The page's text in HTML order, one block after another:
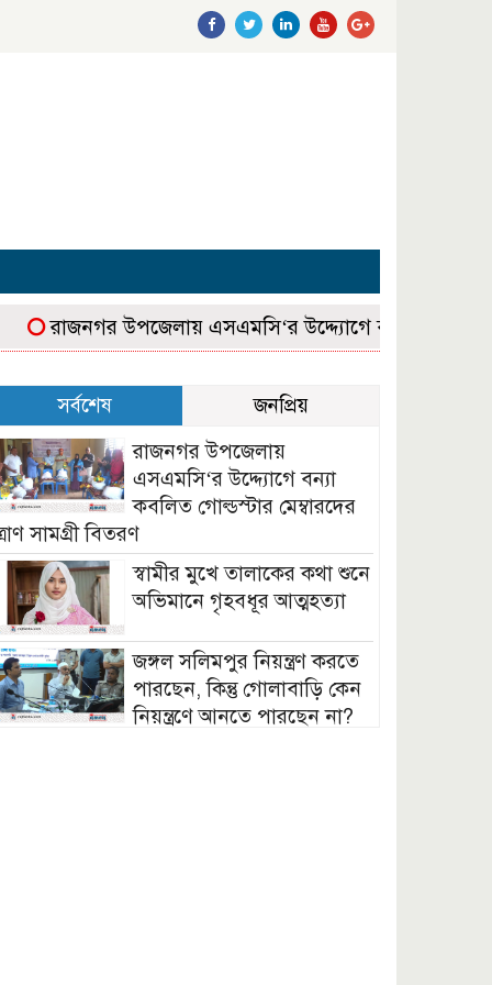
রাজনগর উপজেলায় এসএমসি‘র উদ্দ্যোগে বন্যা কবলিত
সর্বশেষ
জনপ্রিয়
রাজনগর উপজেলায়
এসএমসি‘র উদ্দ্যোগে বন্যা
কবলিত গোল্ডস্টার মেম্বারদের
সামগ্রী বিতরণ
স্বামীর মুখে তালাকের কথা শুনে
অভিমানে গৃহবধূর আত্মহত্যা
জঙ্গল সলিমপুর নিয়ন্ত্রণ করতে
পারছেন, কিন্তু গোলাবাড়ি কেন
নিয়ন্ত্রণে আনতে পারছেন না?